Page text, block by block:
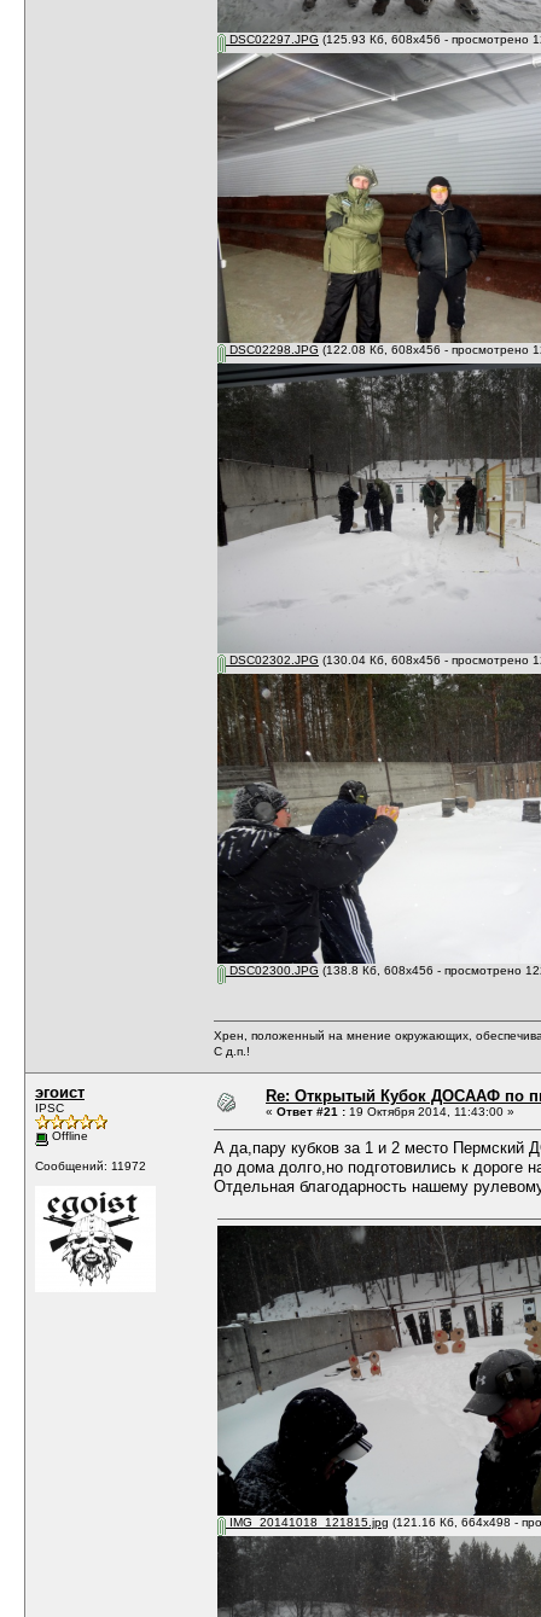
DSC02297.JPG (125.93 Кб, 608x456 - просмотрено
DSC02298.JPG (122.08 Кб, 608x456 - просмотрено
DSC02302.JPG (130.04 Кб, 608x456 - просмотрено
DSC02300.JPG (138.8 Кб, 608x456 - просмотрено
Хрен, положенный на мнение окружающих,
С д.п.!
эгоист
IPSC
Offline
Сообщений: 11972
Re: Открытый Кубок ДОСААФ по
« Ответ #21 : 19 Октября 2014, 11:43:00 »
А да,пару кубков за 1 и 2 место
до дома долго,но подготовились к дороге
Отдельная благодарность нашему
IMG_20141018_121815.jpg (121.16 Кб, 664x498 -